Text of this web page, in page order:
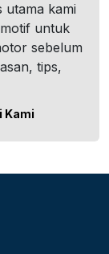
utama kami
untuk
sebelum
tips,
Kami